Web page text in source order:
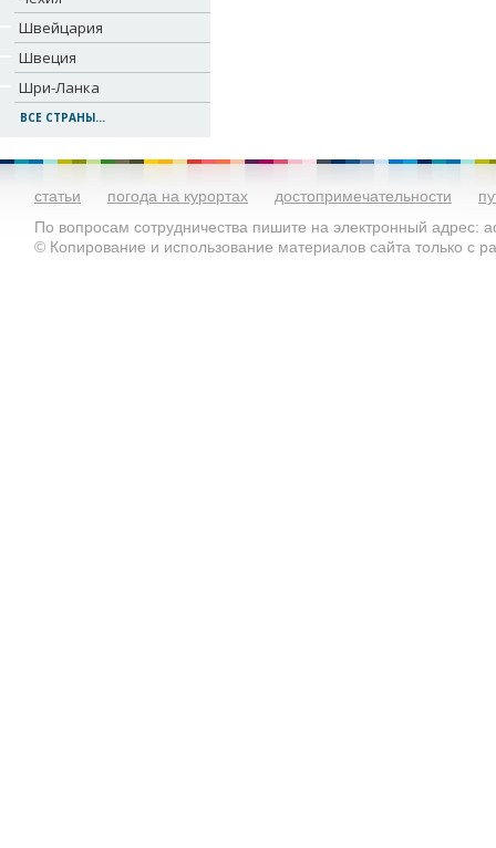
Швейцария
Швеция
Шри-Ланка
ВСЕ СТРАНЫ...
статьи погода на курортах достопримечательности
По вопросам сотрудничества пишите на электронный адрес:
© Копирование и использование материалов сайта только с